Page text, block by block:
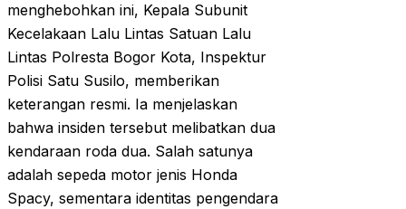
menghebohkan ini, Kepala Subunit
Kecelakaan Lalu Lintas Satuan Lalu
Lintas Polresta Bogor Kota, Inspektur
Polisi Satu Susilo, memberikan
keterangan resmi. Ia menjelaskan
bahwa insiden tersebut melibatkan dua
kendaraan roda dua. Salah satunya
adalah sepeda motor jenis Honda
Spacy, sementara identitas pengendara